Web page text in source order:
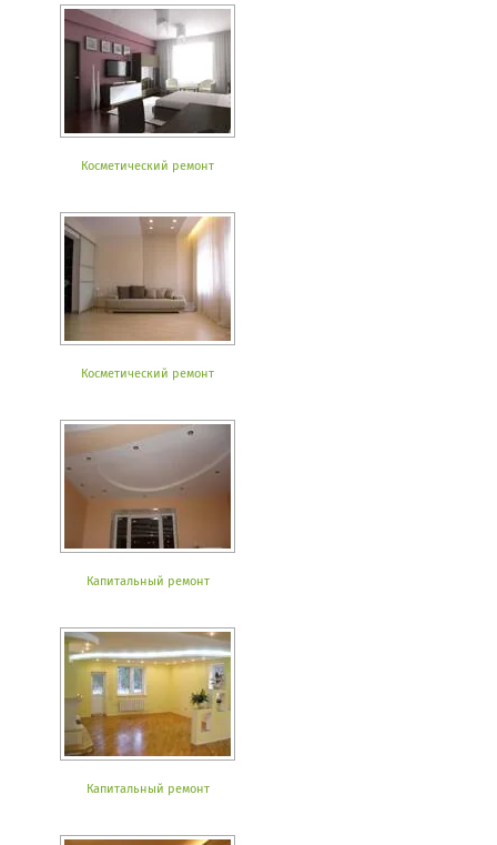
Косметический ремонт
Косметический ремонт
Капитальный ремонт
Капитальный ремонт